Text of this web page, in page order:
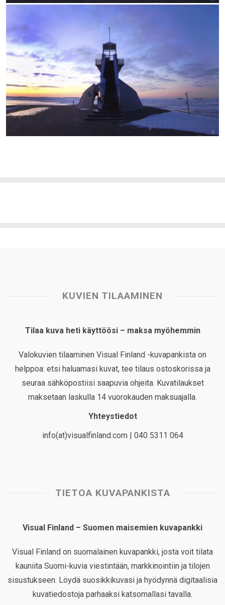
KUVIEN TILAAMINEN
Tilaa kuva heti käyttöösi – maksa myöhemmin
Valokuvien tilaaminen Visual Finland -kuvapankista on
helppoa: etsi haluamasi kuvat, tee tilaus ostoskorissa ja
seuraa sähköpostiisi saapuvia ohjeita. Kuvatilaukset
maksetaan laskulla 14 vuorokauden maksuajalla.
Yhteystiedot
info(at)visualfinland.com | 040 5311 064
TIETOA KUVAPANKISTA
Visual Finland – Suomen maisemien kuvapankki
Visual Finland on suomalainen kuvapankki, josta voit tilata
kauniita Suomi-kuvia viestintään, markkinointiin ja tilojen
sisustukseen. Löydä suosikkikuvasi ja hyödynnä digitaalisia
kuvatiedostoja parhaaksi katsomallasi tavalla.